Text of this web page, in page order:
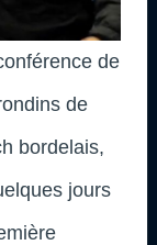
de
de
bordelais,
jours